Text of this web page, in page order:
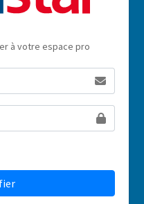
à votre espace pro